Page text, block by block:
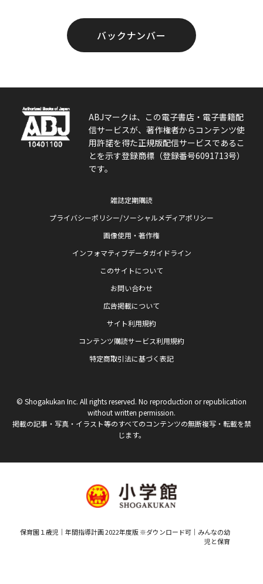
バックナンバー
ABJマークは、この電子書店・電子書籍配
信サービスが、著作権者からコンテンツ使
用許諾を得た正規版配信サービスであるこ
とを示す登録商標（登録番号6091713号）
です。
雑誌定期購読
プライバシーポリシー/ソーシャルメディアポリシー
画像使用・著作権
インフォマティブデータガイドライン
このサイトについて
お問い合わせ
広告掲載について
サイト利用規約
コンテンツ購読サービス利用規約
特定商取引法に基づく表記
© Shogakukan Inc. All rights reserved. No reproduction or republication
without written permission.
掲載の記事・写真・イラスト等のすべてのコンテンツの無断複写・転載を禁
じます。
保育園１歳児｜年間指導計画 2022年度版 ※ダウンロード可｜みんなの幼
児と保育